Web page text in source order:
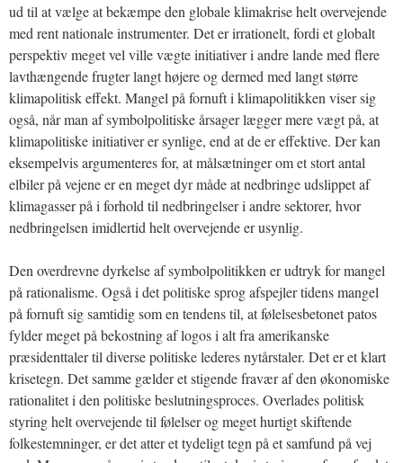
ud til at vælge at bekæmpe den globale klimakrise helt overvejende
med rent nationale instrumenter. Det er irrationelt, fordi et globalt
perspektiv meget vel ville vægte initiativer i andre lande med flere
lavthængende frugter langt højere og dermed med langt større
klimapolitisk effekt. Mangel på fornuft i klimapolitikken viser sig
også, når man af symbolpolitiske årsager lægger mere vægt på, at
klimapolitiske initiativer er synlige, end at de er effektive. Der kan
eksempelvis argumenteres for, at målsætninger om et stort antal
elbiler på vejene er en meget dyr måde at nedbringe udslippet af
klimagasser på i forhold til nedbringelser i andre sektorer, hvor
nedbringelsen imidlertid helt overvejende er usynlig.
Den overdrevne dyrkelse af symbolpolitikken er udtryk for mangel
på rationalisme. Også i det politiske sprog afspejler tidens mangel
på fornuft sig samtidig som en tendens til, at følelsesbetonet patos
fylder meget på bekostning af logos i alt fra amerikanske
præsidenttaler til diverse politiske lederes nytårstaler. Det er et klart
krisetegn. Det samme gælder et stigende fravær af den økonomiske
rationalitet i den politiske beslutningsproces. Overlades politisk
styring helt overvejende til følelser og meget hurtigt skiftende
folkestemninger, er det atter et tydeligt tegn på et samfund på vej